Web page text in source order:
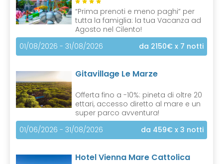
“Prima prenoti e meno paghi” per
tutta la famiglia: la tua Vacanza ad
Agosto nel Cilento!
01/08/2026 - 31/08/2026
da 2150€ x 7 notti
Gitavillage Le Marze
Offerta fino a -10%: pineta di oltre 20
ettari, accesso diretto al mare e un
super parco avventura!
01/06/2026 - 31/08/2026
da 459€ x 3 notti
Hotel Vienna Mare Cattolica